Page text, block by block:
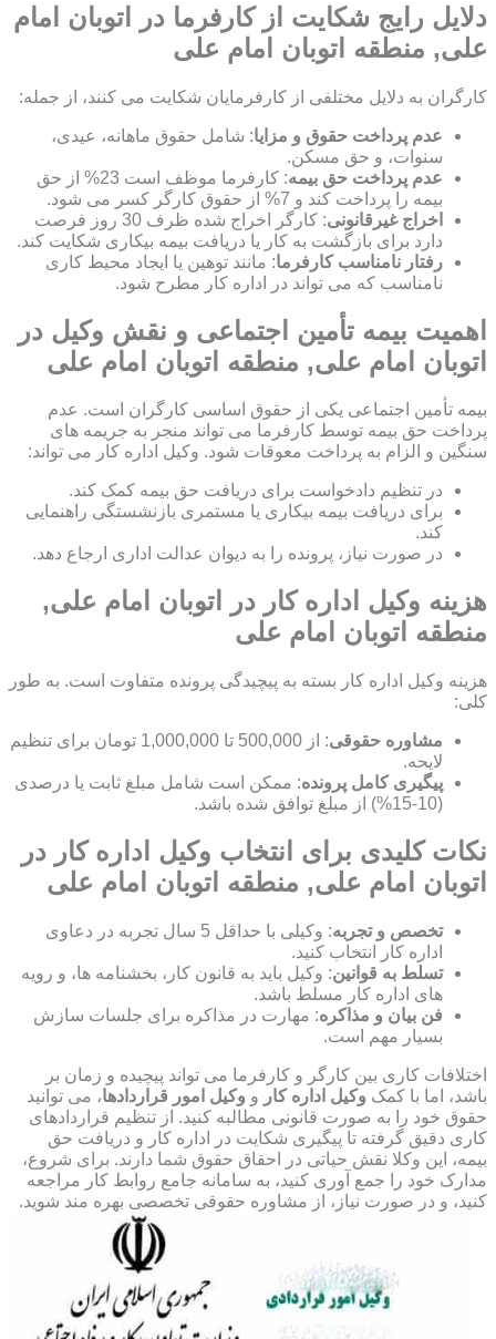
دلایل رایج شکایت از کارفرما در اتوبان امام
علی, منطقه اتوبان امام علی
کارگران به دلایل مختلفی از کارفرمایان شکایت می کنند، از جمله:
عدم پرداخت حقوق و مزایا: شامل حقوق ماهانه، عیدی،
سنوات، و حق مسکن.
عدم پرداخت حق بیمه
: کارفرما موظف است 23% از حق
بیمه را پرداخت کند و 7% از حقوق کارگر کسر می شود.
اخراج غیرقانونی
: کارگر اخراج شده ظرف 30 روز فرصت
دارد برای بازگشت به کار یا دریافت بیمه بیکاری شکایت کند.
رفتار نامناسب کارفرما: مانند توهین یا ایجاد محیط کاری
نامناسب که می تواند در اداره کار مطرح شود.
اهمیت بیمه تأمین اجتماعی و نقش وکیل در
اتوبان امام علی, منطقه اتوبان امام علی
بیمه تأمین اجتماعی یکی از حقوق اساسی کارگران است. عدم
پرداخت حق بیمه توسط کارفرما می تواند منجر به جریمه های
سنگین و الزام به پرداخت معوقات شود. وکیل اداره کار می تواند:
در تنظیم دادخواست برای دریافت حق بیمه کمک کند.
برای دریافت بیمه بیکاری یا مستمری بازنشستگی راهنمایی
کند.
در صورت نیاز، پرونده را به دیوان عدالت اداری ارجاع دهد.
هزینه وکیل اداره کار در اتوبان امام علی,
منطقه اتوبان امام علی
هزینه وکیل اداره کار بسته به پیچیدگی پرونده متفاوت است. به طور
کلی:
مشاوره حقوقی
: از 500,000 تا 1,000,000 تومان برای تنظیم
لایحه.
پیگیری کامل پرونده: ممکن است شامل مبلغ ثابت یا درصدی
(10-15%) از مبلغ توافق شده باشد.
نکات کلیدی برای انتخاب وکیل اداره کار در
اتوبان امام علی, منطقه اتوبان امام علی
تخصص و تجربه
: وکیلی با حداقل 5 سال تجربه در دعاوی
اداره کار انتخاب کنید.
تسلط به قوانین: وکیل باید به قانون کار، بخشنامه ها، و رویه
های اداره کار مسلط باشد.
فن بیان و مذاکره: مهارت در مذاکره برای جلسات سازش
بسیار مهم است.
اختلافات کاری بین کارگر و کارفرما می تواند پیچیده و زمان بر
باشد، اما با کمک وکیل اداره کار و وکیل امور قراردادها، می توانید
حقوق خود را به صورت قانونی مطالبه کنید. از تنظیم قراردادهای
کاری دقیق گرفته تا پیگیری شکایت در اداره کار و دریافت حق
بیمه، این وکلا نقش حیاتی در احقاق حقوق شما دارند. برای شروع،
مدارک خود را جمع آوری کنید، به سامانه جامع روابط کار مراجعه
کنید، و در صورت نیاز، از مشاوره حقوقی تخصصی بهره مند شوید.